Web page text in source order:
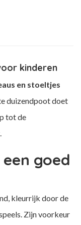
kinderen
en stoeltjes
duizendpoot doet
tot de
goed
kleurrijk door de
Zijn voorkeur